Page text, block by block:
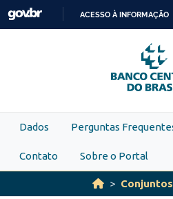
Skip to main content
PARA
O
ACESSO À INFORMAÇÃO
Dados Perguntas
Contato Sobre o Portal